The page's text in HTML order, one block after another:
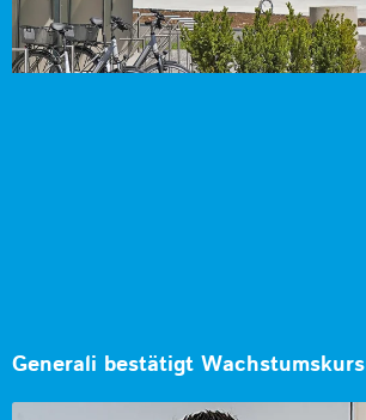
Generali bestätigt Wachstumskurs